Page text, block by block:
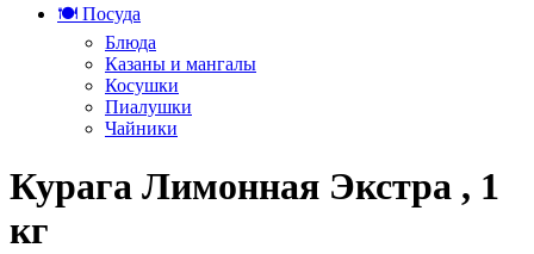
🍽️ Посуда
Блюда
Казаны и мангалы
Косушки
Пиалушки
Чайники
Курага Лимонная Экстра , 1
кг